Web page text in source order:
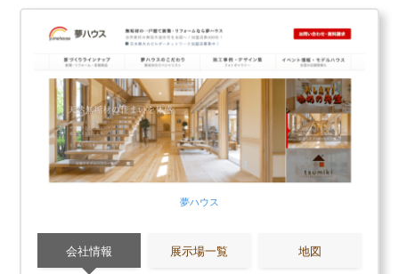
カタログを一括で取り寄せる
カタログ請求が理想の家づくりの第一歩
家のイメージづくりから始めよう
タマホームの読まれている記事
▶タマホーム評判は？建てた人に聞きました
▶タマホームの坪単価はいくら？
タマホームで建てて後悔した点、良かった点は？
頼れる骨太の構造で、高い品質と安心感を提供します。
棟匠公式
カタログ請求する
大手ハウスメーカーと一緒に
【無料3分】カタログ一括請求する
夢ハウス
会社情報 展示場一覧 地図